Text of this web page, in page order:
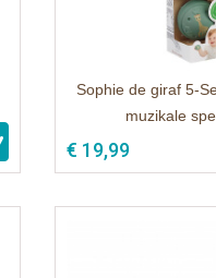
Sophie de giraf 5-
muzikale
€ 19,99